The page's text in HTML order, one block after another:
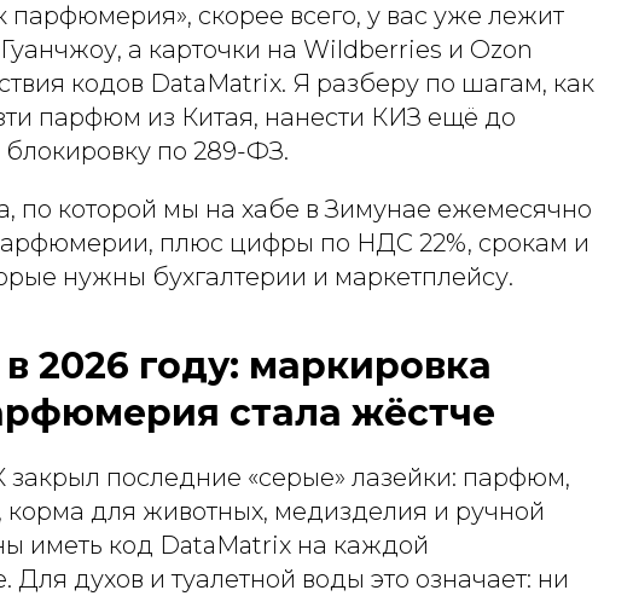
парфюмерия», скорее всего, у вас уже лежит
а карточки на Wildberries и Ozon
кодов DataMatrix. Я разберу по шагам, как
парфюм из Китая, нанести КИЗ ещё до
по 289-ФЗ.
по которой мы на хабе в Зимунае ежемесячно
плюс цифры по НДС 22%, срокам и
нужны бухгалтерии и маркетплейсу.
2026 году: маркировка
стала жёстче
последние «серые» лазейки: парфюм,
для животных, медизделия и ручной
иметь код DataMatrix на каждой
духов и туалетной воды это означает: ни